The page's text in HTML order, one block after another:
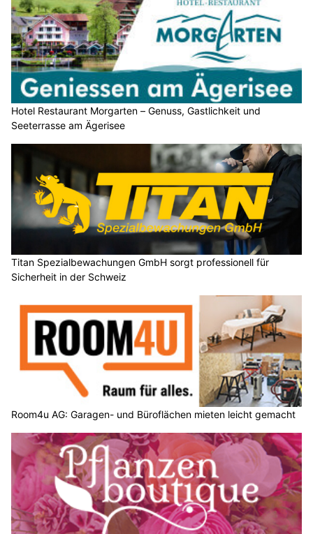
Hotel Restaurant Morgarten – Genuss, Gastlichkeit und
Seeterrasse am Ägerisee
Titan Spezialbewachungen GmbH sorgt professionell für
Sicherheit in der Schweiz
Room4u AG: Garagen- und Büroflächen mieten leicht gemacht